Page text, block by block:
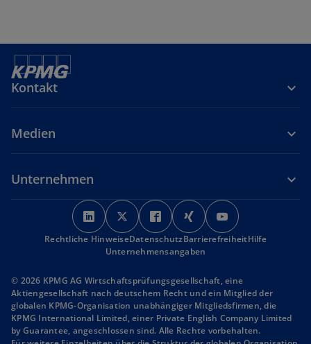
Kontakt
Medien
Unternehmen
w
i
r
d
n
e
i
n
w
i
r
d
n
e
i
n
w
i
r
d
n
e
i
n
w
i
r
i
n
e
i
n
i
r
n
e
i
n
Rechtliche HinweiseDatenschutzBarrierefreiheitHilfe
Unternehmensangaben
© 2026 KPMG AG Wirtschaftsprüfungsgesellschaft, eine
Aktiengesellschaft nach deutschem Recht und ein Mitglied der
globalen KPMG-Organisation unabhängiger Mitgliedsfirmen, die
KPMG International Limited, einer Private English Company Limited
by Guarantee, angeschlossen sind. Alle Rechte vorbehalten.